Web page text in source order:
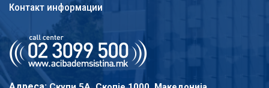
Контакт информации